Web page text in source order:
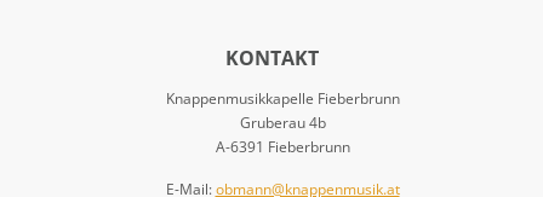
KONTAKT
Knappenmusikkapelle Fieberbrunn
Gruberau 4b
A-6391 Fieberbrunn
E-Mail:obmann@knappenmusik.at